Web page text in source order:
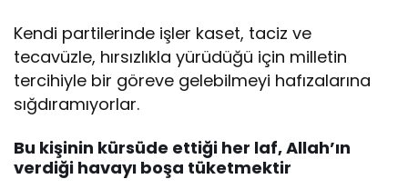
Kendi partilerinde işler kaset, taciz ve
tecavüzle, hırsızlıkla yürüdüğü için milletin
tercihiyle bir göreve gelebilmeyi hafızalarına
sığdıramıyorlar.
Bu kişinin kürsüde ettiği her laf, Allah’ın
verdiği havayı boşa tüketmektir